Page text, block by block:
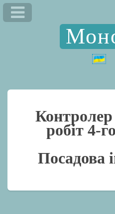
робіт 4-
Посадова